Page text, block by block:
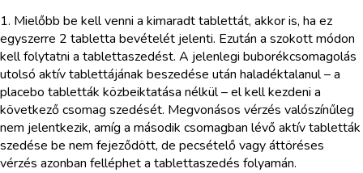
1. Mielőbb be kell venni a kimaradt tablettát, akkor is, ha ez
egyszerre 2 tabletta bevételét jelenti. Ezután a szokott módon
kell folytatni a tablettaszedést. A jelenlegi buborékcsomagolás
utolsó aktív tablettájának beszedése után haladéktalanul – a
placebo tabletták közbeiktatása nélkül – el kell kezdeni a
következő csomag szedését. Megvonásos vérzés valószínűleg
nem jelentkezik, amíg a második csomagban lévő aktív tabletták
szedése be nem fejeződött, de pecsételő vagy áttöréses
vérzés azonban felléphet a tablettaszedés folyamán.